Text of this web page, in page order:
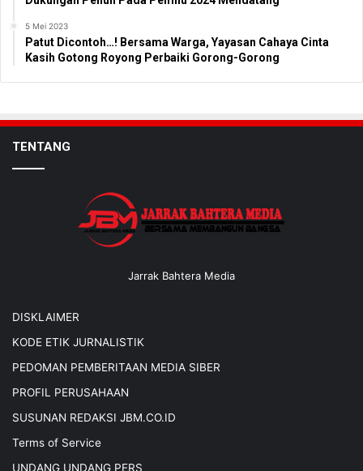
5 Mei 2023
Patut Dicontoh…! Bersama Warga, Yayasan Cahaya Cinta
Kasih Gotong Royong Perbaiki Gorong-Gorong
TENTANG
Jarrak Bahtera Media
DISKLAIMER
KODE ETIK JURNALISTIK
PEDOMAN PEMBERITAAN MEDIA SIBER
PROFIL PERUSAHAAN
SUSUNAN REDAKSI JBM.CO.ID
Terms of Service
UNDANG UNDANG PERS